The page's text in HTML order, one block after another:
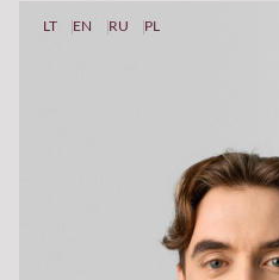
LT EN RU PL